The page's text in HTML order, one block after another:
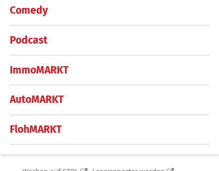
Comedy
Podcast
ImmoMARKT
AutoMARKT
FlohMARKT